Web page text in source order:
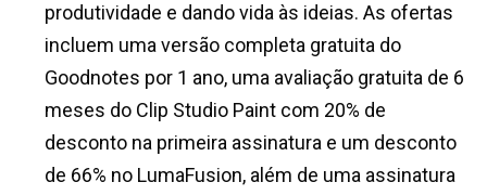
produtividade e dando vida às ideias. As ofertas
incluem uma versão completa gratuita do
Goodnotes por 1 ano, uma avaliação gratuita de 6
meses do Clip Studio Paint com 20% de
desconto na primeira assinatura e um desconto
de 66% no LumaFusion, além de uma assinatura